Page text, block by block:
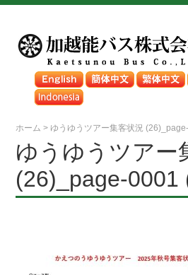
ホーム > ゆうゆうツアー集客状況
ゆうゆうツアー
(26)_page-0001